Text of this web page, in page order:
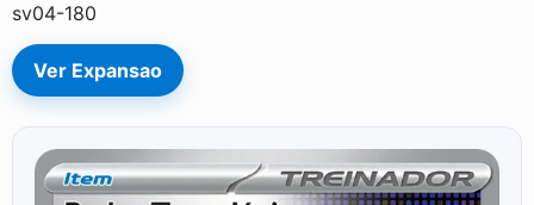
sv04-180
Ver Expansao